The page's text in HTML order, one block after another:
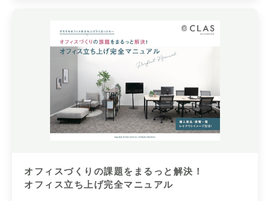
オフィスづくりの課題をまるっと解決！
オフィス立ち上げ完全マニュアル